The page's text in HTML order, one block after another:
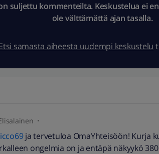
suljettu kommenteilta. Keskustelua ei
ole välttämättä ajan tasalla.
samasta aiheesta uudempi keskustelu
ja tervetuloa OmaYhteisöön! Kurja
ongelmia on ja entäpä näkyykö